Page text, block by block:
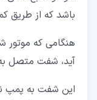
باشد که از طریق
هنگامی که موتور
آید، شفت متصل
این شفت به پمپ